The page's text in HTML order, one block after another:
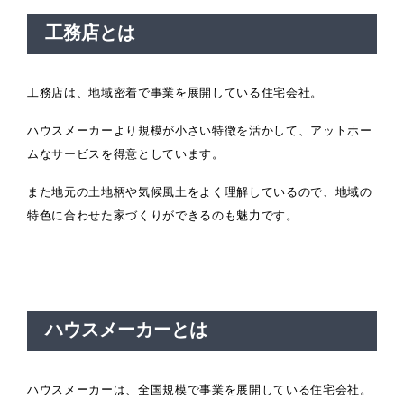
工務店とは
工務店は、地域密着で事業を展開している住宅会社。
ハウスメーカーより規模が小さい特徴を活かして、アットホー
ムなサービスを得意としています。
また地元の土地柄や気候風土をよく理解しているので、地域の
特色に合わせた家づくりができるのも魅力です。
ハウスメーカーとは
ハウスメーカーは、全国規模で事業を展開している住宅会社。